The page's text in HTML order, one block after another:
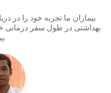
بیماران ما تجربه خود را در
بهداشتی در طول سفر درمانی
پیوندی عالی برای آینده ایجاد کنند.